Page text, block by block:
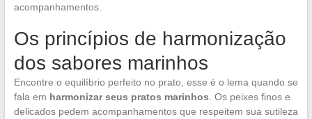
acompanhamentos.
Os princípios de harmonização
dos sabores marinhos
Encontre o equilíbrio perfeito no prato, esse é o lema quando se
fala em harmonizar seus pratos marinhos . Os peixes finos e
delicados pedem acompanhamentos que respeitem sua sutileza